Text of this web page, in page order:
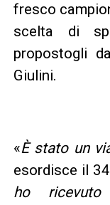
fresco
scelta di
propostogli
Giulini.
«Èstato un
esordisce il
ho ricevuto